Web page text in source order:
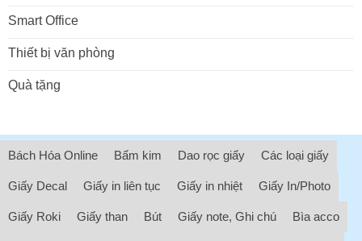
Smart Office
Thiết bị văn phòng
Quà tặng
Bách Hóa Online Bấm kim Dao rọc giấy Các loại giấy
Giấy Decal Giấy in liên tục Giấy in nhiệt Giấy In/Photo
Giấy Roki Giấy than Bút Giấy note, Ghi chú Bìa acco